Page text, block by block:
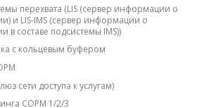
перехвата (LIS (сервер информации о
и LIS-IMS (сервер информации о
в составе подсистемы IMS))
с кольцевым буфером
сети доступа к услугам)
СОРМ 1/2/3